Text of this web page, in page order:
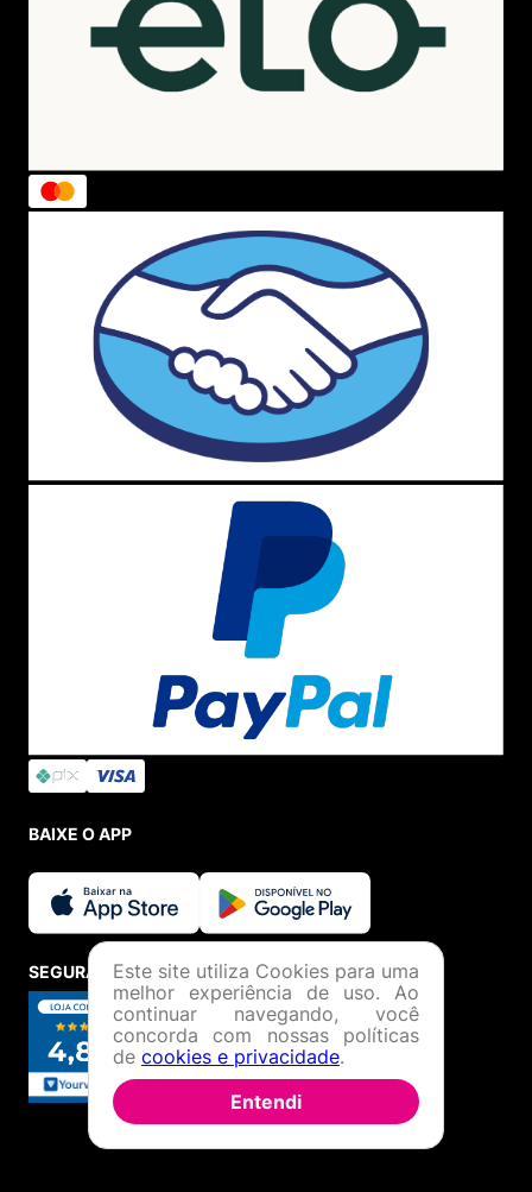
BAIXE O APP
SEGURANÇA E CREDIBILIDADE
Este site utiliza Cookies para uma
melhor experiência de uso. Ao
continuar navegando, você
concorda com nossas políticas
de cookies e privacidade.
Entendi